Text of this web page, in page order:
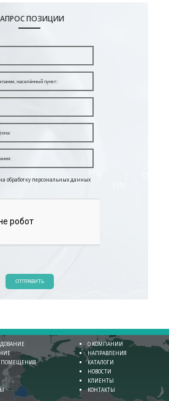
ПОЗИЦИИ
обработку персональных данных
ОТПРАВИТЬ
ПОМЕЩЕНИЯ
О КОМПАНИИ
НАПРАВЛЕНИЯ
КАТАЛОГИ
НОВОСТИ
КЛИЕНТЫ
КОНТАКТЫ